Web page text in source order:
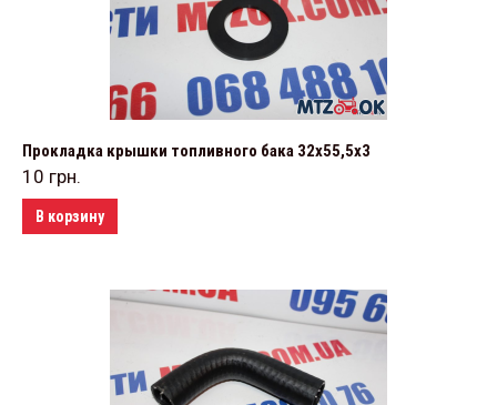
Прокладка крышки топливного бака 32х55,5х3
10 грн.
В корзину